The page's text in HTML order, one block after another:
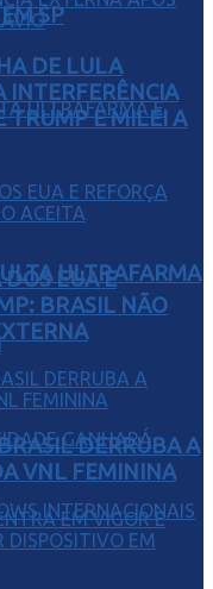
SP
ULTRAFARMA
DE LULA
INTERFERÊNCIA
TRUMP E MILEI A
EUA E
BRASIL NÃO
DERRUBA A
VNL FEMININA